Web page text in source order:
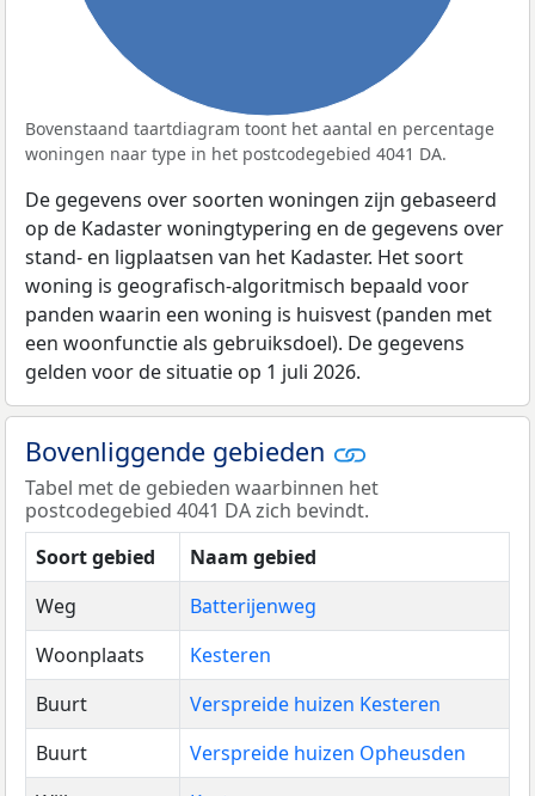
Bovenstaand taartdiagram toont het aantal en percentage
woningen naar type in het postcodegebied 4041 DA.
De gegevens over soorten woningen zijn gebaseerd
op de Kadaster woningtypering en de gegevens over
stand- en ligplaatsen van het Kadaster. Het soort
woning is geografisch-algoritmisch bepaald voor
panden waarin een woning is huisvest (panden met
een woonfunctie als gebruiksdoel). De gegevens
gelden voor de situatie op 1 juli 2026.
Bovenliggende gebieden
Tabel met de gebieden waarbinnen het
postcodegebied 4041 DA zich bevindt.
Soort gebied
Naam gebied
Weg
Batterijenweg
Woonplaats
Kesteren
Buurt
Verspreide huizen Kesteren
Buurt
Verspreide huizen Opheusden